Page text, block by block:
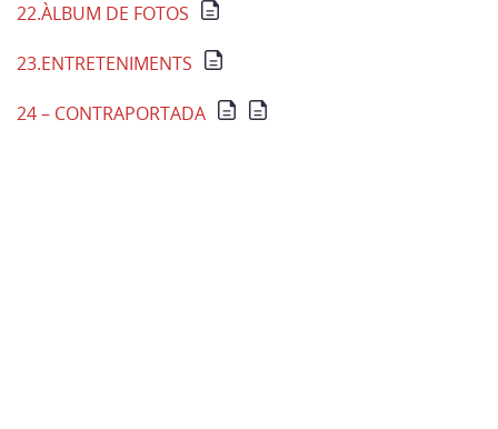
22.ÀLBUM DE FOTOS
23.ENTRETENIMENTS
24 – CONTRAPORTADA